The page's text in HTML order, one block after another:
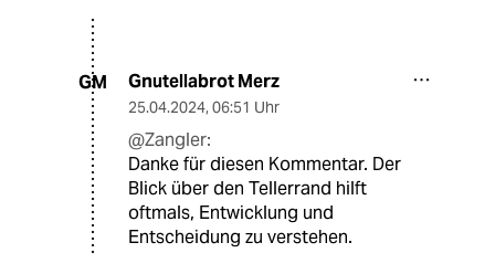
GM Gnutellabrot Merz
25.04.2024, 06:51 Uhr
@Zangler:
Danke für diesen Kommentar. Der
Blick über den Tellerrand hilft
oftmals, Entwicklung und
Entscheidung zu verstehen.